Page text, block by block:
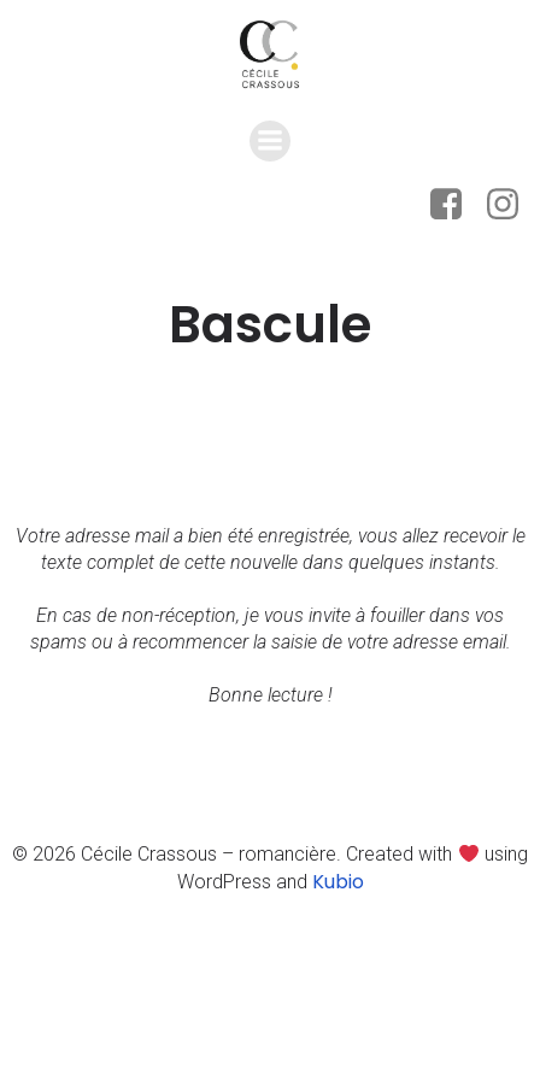
Bascule
Votre adresse mail a bien été enregistrée, vous allez recevoir le
texte complet de cette nouvelle dans quelques instants.
En cas de non-réception, je vous invite à fouiller dans vos
spams ou à recommencer la saisie de votre adresse email.
Bonne lecture !
© 2026 Cécile Crassous – romancière. Created with
using
WordPress and Kubio